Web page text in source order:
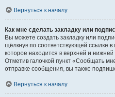
Вернуться к началу
Как мне сделать закладку или
Вы можете создать закладку или
щёлкнув по соответствующей ссылке
которое находится в верхней и
Отметив галочкой пункт «Сообщать
отправке сообщения, вы также
Вернуться к началу